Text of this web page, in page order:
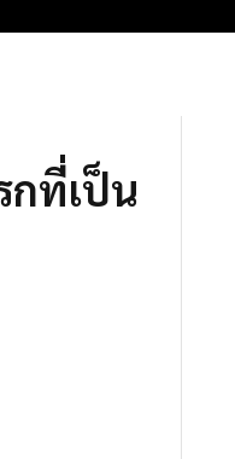
กที่เป็น